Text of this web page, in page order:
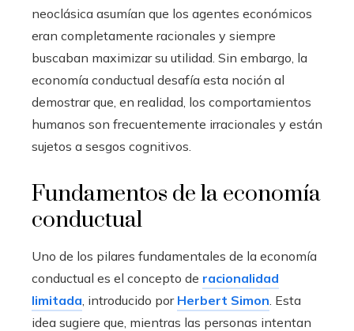
neoclásica asumían que los agentes económicos
eran completamente racionales y siempre
buscaban maximizar su utilidad. Sin embargo, la
economía conductual desafía esta noción al
demostrar que, en realidad, los comportamientos
humanos son frecuentemente irracionales y están
sujetos a sesgos cognitivos.
Fundamentos de la economía
conductual
Uno de los pilares fundamentales de la economía
conductual es el concepto de racionalidad
limitada, introducido por Herbert Simon. Esta
idea sugiere que, mientras las personas intentan